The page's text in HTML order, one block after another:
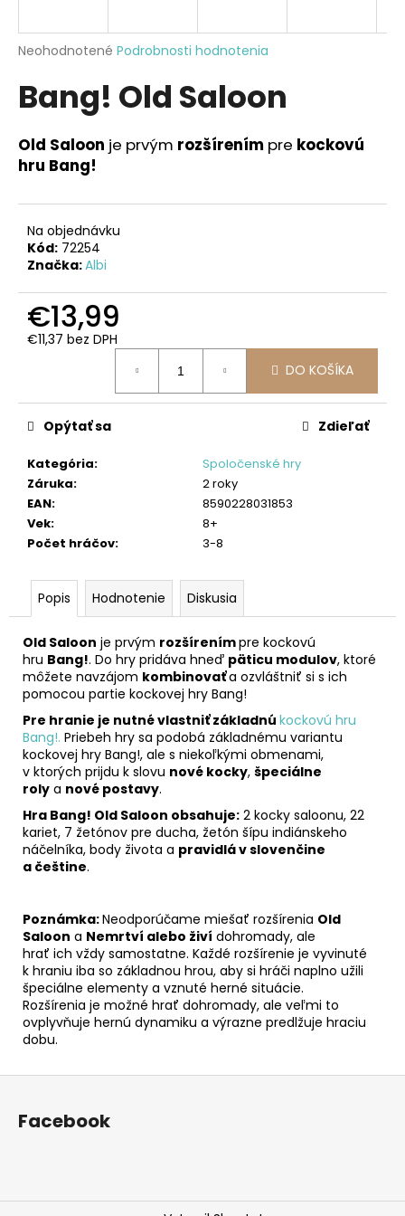
Priemerné
produktu
je
z
5
hviezdičiek.
Neohodnotené Podrobnosti hodnotenia
Bang! Old Saloon
Old Saloon je prvým rozšírením pre kockovú
hru Bang!
Na objednávku
Kód: 72254
Značka:Albi
€13,99
€11,37 bez DPH
DO KOŠÍKA
Kategória:
Spoločenské hry
Záruka:
2 roky
EAN:
8590228031853
Vek:
8+
Počet hráčov: 3-8
Opýtať sa Zdieľať
Popis Hodnotenie Diskusia
Old Saloon je prvým rozšírenímpre kockovú
hru Bang!. Do hry pridáva hneď päticu modulov, ktoré
môžete navzájom kombinovaťa ozvláštniť si s ich
pomocou partie kockovej hry Bang!
Pre hranie je nutné vlastniť základnú kockovú hru
Bang!. Priebeh hry sa podobá základnému variantu
kockovej hry Bang!, ale s niekoľkými obmenami,
v ktorých prijdu k slovu nové kocky, špeciálne
roly a nové postavy.
Hra Bang! Old Saloon obsahuje: 2 kocky saloonu, 22
kariet, 7 žetónov pre ducha, žetón šípu indiánskeho
náčelníka, body života a pravidlá v slovenčine
a češtine.
Poznámka:Neodporúčame miešať rozšírenia Old
Saloon a Nemrtví alebo živí dohromady, ale
hrať ich vždy samostatne. Každé rozšírenie je vyvinuté
k hraniu iba so základnou hrou, aby si hráči naplno užili
špeciálne elementy a vznuté herné situácie.
Rozšírenia je možné hrať dohromady, ale veľmi to
ovplyvňuje hernú dynamiku a výrazne predlžuje hraciu
dobu.
j
ť
?
HĽADAŤ
O
d
p
o
č
a
e
ÚLOŽNÝ
BOX
PODLOŽKA
HRANIE
€34,54
Z
i
Facebook